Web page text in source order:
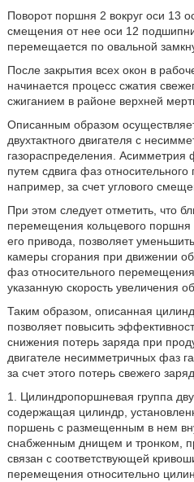
Поворот поршня 2 вокруг оси 13
смещения от нее оси 12
перемещается по овальной
После закрытия всех окон в
начинается процесс сжатия
сжиганием в районе верхней
Описанным образом
двухтактного двигателя с
газораспределения. Асимметрия
путем сдвига фаз
например, за счет углового
При этом следует отметить, что
перемещения кольцевого поршня
его привода, позволяет
камеры сгорания при движении
фаз относительного
указанную скорость увеличения
Таким образом, описанная
позволяет повысить
снижения потерь заряда при
двигателе несимметричных фаз
за счет этого потерь свежего
1. Цилиндропоршневая группа
содержащая цилиндр,
поршень с размещенным в нем
снабженным днищем и тронком,
связан с соответствующей
перемещения относительно